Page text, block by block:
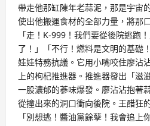
帶走他那缸陳年老蒜泥，那是宇宙
使出他搬運食材的全部力量，將那
「走！K-999！我們要從後院逃跑
了！」「不行！燃料是文明的基礎
娃娃特務抗議。它用小嘴咬住廖沾
上的枸杞推進器。推進器發出「滋
一股濃郁的蔘味爆發。廖沾沾抱著
從撞出來的洞口衝向後院。王醋狂
「別想逃！醬油黨餘孽！我會追上